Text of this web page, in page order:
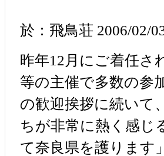
於：飛鳥荘 2006/02/
昨年12月にご着任さ
等の主催で多数の参
の歓迎挨拶に続いて
ちが非常に熱く感じ
て奈良県を護ります